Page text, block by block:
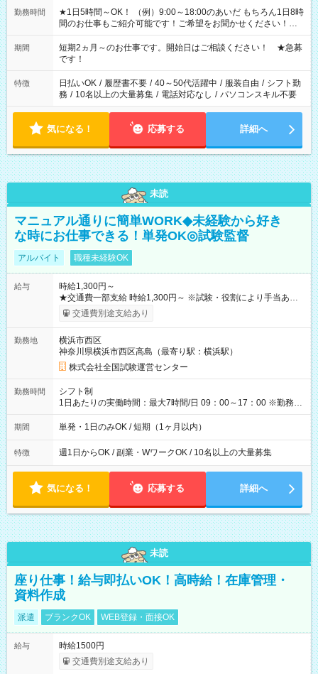
勤務時間
★1日5時間～OK！ （例）9:00～18:00のあいだ もちろん1日8時
間のお仕事もご紹介可能です！ご希望をお聞かせください！★
家庭の都合でお休みが必要な場合も遠慮なくご相談ください。
※週最低15時間以上の勤務が必要です
期間
短期2ヵ月～のお仕事です。開始日はご相談ください！ ★急募
です！
特徴 日払いOK / 履歴書不要 / 40～50代活躍中 / 服装自由 / シフト勤
務 / 10名以上の大量募集 / 電話対応なし / パソコンスキル不要
気になる！ 応募する 詳細へ
未読
マニュアル通りに簡単WORK◆未経験から好き
な時にお仕事できる！単発OK◎試験監督
アルバイト 職種未経験OK
給与
時給1,300円～
★交通費一部支給 時給1,300円～ ※試験・役割により手当あり
※勤務回数により昇給あり 【即給（前払い）オプションあ
り！】 希望される場合、勤務から1週間ほどで給与の一部を受け
例】 ・河合塾模擬試験 8:30～17:30（休憩1時間） 時給1,300円
×8時間＝日収10,400円＋交通費 ※当日の役割により時給＋100
円の場合あり ・国家試験 7:00～13:30（休憩なし） 時給1,300
円（役割手当＋100円）×6時間＝日収8,400円＋交通費 【試用期
間】試用期間なし
交通費別途支給あり
勤務地
横浜市西区
神奈川県横浜市西区高島（最寄り駅：横浜駅）
株式会社全国試験運営センター
勤務時間
シフト制
1日あたりの実働時間：最大7時間/日 09：00～17：00 ※勤務時
間は 試験により異なります。
期間 単発・1日のみOK / 短期（1ヶ月以内）
特徴 週1日からOK / 副業・WワークOK / 10名以上の大量募集
気になる！ 応募する 詳細へ
未読
座り仕事！給与即払いOK！高時給！在庫管理・
資料作成
派遣 ブランクOK WEB登録・面接OK
給与
時給1500円
交通費別途支給あり